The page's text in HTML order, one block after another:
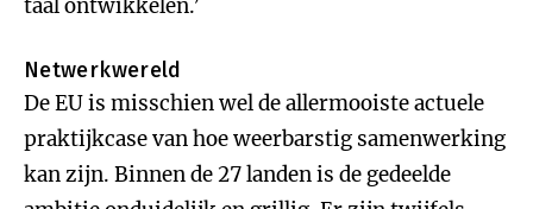
taal ontwikkelen.’
Netwerkwereld
De EU is misschien wel de allermooiste actuele
praktijkcase van hoe weerbarstig samenwerking
kan zijn. Binnen de 27 landen is de gedeelde